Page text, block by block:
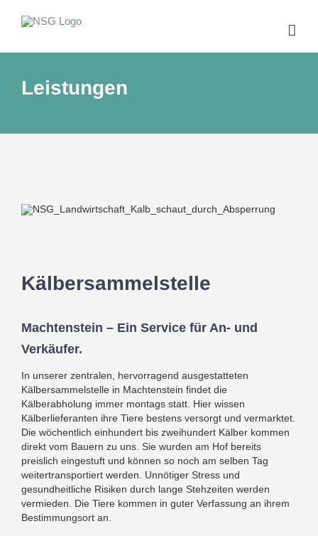
Inhalt
Leistungen
Kälbersammelstelle
Machtenstein – Ein Service für An- und
Verkäufer.
In unserer zentralen, hervorragend ausgestatteten
Kälbersammelstelle in Machtenstein findet die
Kälberabholung immer montags statt. Hier wissen
Kälberlieferanten ihre Tiere bestens versorgt und vermarktet.
Die wöchentlich einhundert bis zweihundert Kälber kommen
direkt vom Bauern zu uns. Sie wurden am Hof bereits
preislich eingestuft und können so noch am selben Tag
weitertransportiert werden. Unnötiger Stress und
gesundheitliche Risiken durch lange Stehzeiten werden
vermieden. Die Tiere kommen in guter Verfassung an ihrem
Bestimmungsort an.